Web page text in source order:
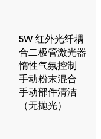
5W 红外光纤耦
合二极管激光器
惰性气氛控制
手动粉末混合
手动部件清洁
（无抛光）